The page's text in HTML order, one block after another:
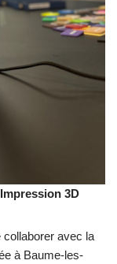
3D
collaborer avec la
à Baume-les-